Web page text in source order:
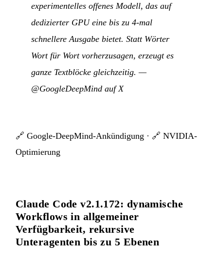
experimentelles offenes Modell, das auf
dedizierter GPU eine bis zu 4-mal
schnellere Ausgabe bietet. Statt Wörter
Wort für Wort vorherzusagen, erzeugt es
ganze Textblöcke gleichzeitig. —
@GoogleDeepMind auf X
🔗 Google-DeepMind-Ankündigung · 🔗 NVIDIA-
Optimierung
Claude Code v2.1.172: dynamische
Workflows in allgemeiner
Verfügbarkeit, rekursive
Unteragenten bis zu 5 Ebenen